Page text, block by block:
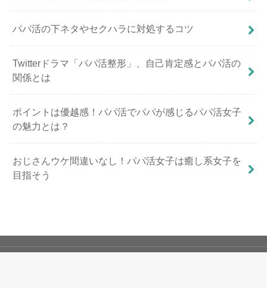
パパ活の下ネタやセクハラに対処するコツ
Twitterドラマ「パパ活整形」、自己肯定感とパパ活の
関係とは
ポイントは優越感！パパ活でパパが感じるパパ活女子
の魅力とは？
おじさんウケ間違いなし！パパ活女子は癒し系女子を
目指そう